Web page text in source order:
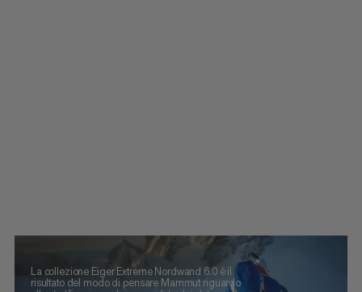
La collezione Eiger Extreme Nordwand 6.0 è il
risultato del modo di pensare Mammut riguardo